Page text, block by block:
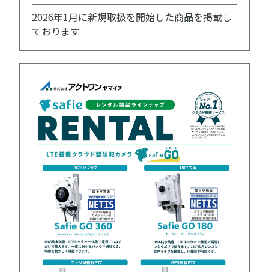
2026年1月に新規取扱を開始した商品を掲載し
ております